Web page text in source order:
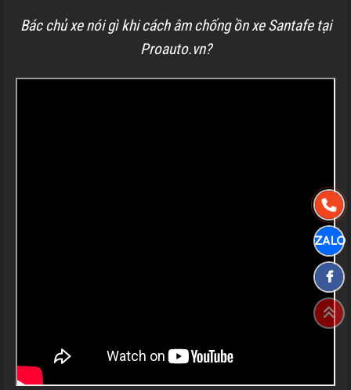
Bác chủ xe nói gì khi cách âm chống ồn xe Santafe tại
Proauto.vn?